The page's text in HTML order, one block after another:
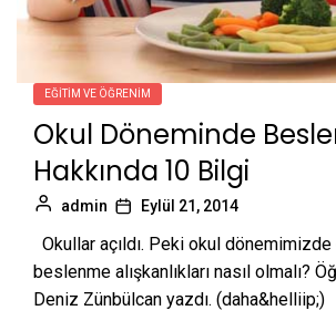
EĞITIM VE ÖĞRENIM
Okul Döneminde
Hakkında 10 Bilgi
admin Eylül 21, 2014
Okullar açıldı. Peki okul dönemimizde
beslenme alışkanlıkları nasıl olmalı?
Deniz Zünbülcan yazdı. (daha&helliip;)